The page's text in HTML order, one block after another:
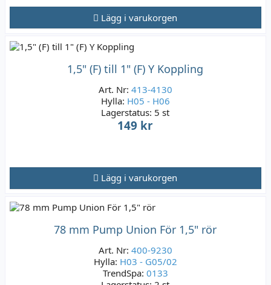
Lägg i varukorgen
1,5" (F) till 1" (F) Y Koppling
Art. Nr: 413-4130
Hylla: H05 - H06
Lagerstatus: 5 st
149 kr
Lägg i varukorgen
78 mm Pump Union För 1,5" rör
Art. Nr: 400-9230
Hylla: H03 - G05/02
TrendSpa: 0133